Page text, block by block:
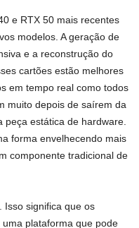
e RTX 50 mais recentes
modelos. A geração de
e a reconstrução do
cartões estão melhores
em tempo real como todos
muito depois de saírem da
peça estática de hardware.
forma envelhecendo mais
componente tradicional de
Isso significa que os
plataforma que pode